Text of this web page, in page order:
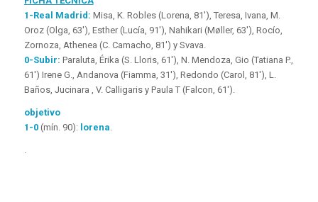
1-Real Madrid: Misa, K. Robles (Lorena, 81′), Teresa, Ivana, M.
Oroz (Olga, 63′), Esther (Lucía, 91′), Nahikari (Møller, 63′), Rocío,
Zornoza, Athenea (C. Camacho, 81′) y Svava.
0-Subir: Paraluta, Érika (S. Lloris, 61′), N. Mendoza, Gio (Tatiana P.,
61′) Irene G., Andanova (Fiamma, 31′), Redondo (Carol, 81′), L.
Baños, Jucinara , V. Calligaris y Paula T (Falcon, 61′).
objetivo
1-0(mín. 90): lorena.
.